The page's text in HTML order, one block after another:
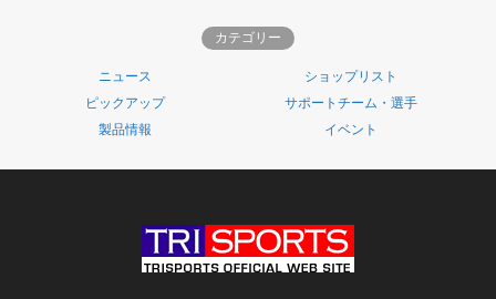
カテゴリー
ニュース
ショップリスト
ピックアップ
サポートチーム・選手
製品情報
イベント